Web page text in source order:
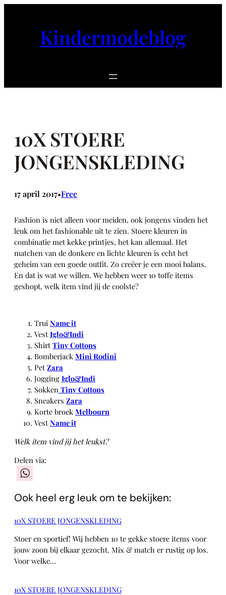
Kindermodeblog
10X STOERE
JONGENSKLEDING
17 april 2017•Free
Fashion is niet alleen voor meiden, ook jongens vinden het
leuk om het fashionable uit te zien. Stoere kleuren in
combinatie met kekke printjes, het kan allemaal. Het
matchen van de donkere en lichte kleuren is echt het
geheim van een goede outfit. Zo creëer je een mooi balans.
En dat is wat we willen. We hebben weer 10 toffe items
geshopt, welk item vind jij de coolste?
Trui Name it
VestIglo&Indi
ShirtTiny Cottons
Bomberjack Mini Rodini
PetZara
Jogging Iglo&Indi
Sokken Tiny Cottons
Sneakers Zara
Korte broek Melbourn
VestName it
Welk item vind jij het leukst?
Delen via:
Ook heel erg leuk om te bekijken:
10X STOERE JONGENSKLEDING
Stoer en sportief! Wij hebben 10 te gekke stoere items voor
jouw zoon bij elkaar gezocht. Mix & match er rustig op los.
Voor welke…
10X STOERE JONGENSKLEDING